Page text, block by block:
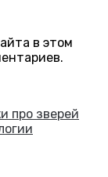
в этом
про зверей